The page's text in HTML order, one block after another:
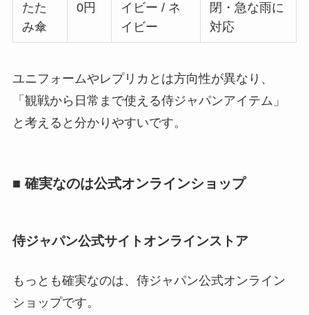
たた
み傘
0円
イビー / ネ
イビー
閉・急な雨に
対応
ユニフォームやレプリカとは方向性が異なり、
「観戦から日常まで使える侍ジャパンアイテム」
と考えると分かりやすいです。
■ 確実なのは公式オンラインショップ
侍ジャパン公式サイトオンラインストア
もっとも確実なのは、侍ジャパン公式オンライン
ショップです。